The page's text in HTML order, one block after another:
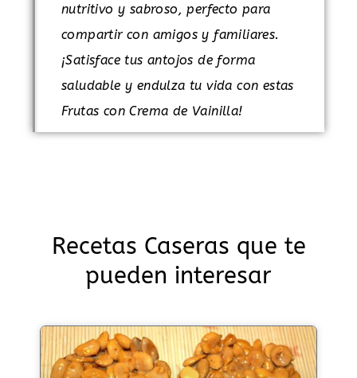
nutritivo y sabroso, perfecto para
compartir con amigos y familiares.
¡Satisface tus antojos de forma
saludable y endulza tu vida con estas
Frutas con Crema de Vainilla!
Recetas Caseras que te
pueden interesar